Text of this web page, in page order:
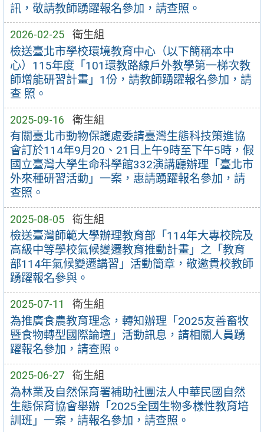
訊，敬請教師踴躍報名參加，請查照。
2026-02-25 衛生組
檢送臺北市學校環境教育中心（以下簡稱本中
心）115年度「101環教路線戶外教學第一梯次教
師增能研習計畫」1份，請教師踴躍報名參加，請
查 照。
2025-09-16 衛生組
有關臺北市動物保護處委請臺灣生態科技策進協
會訂於114年9月20、21日上午9時至下午5時，假
國立臺灣大學生命科學館332演講廳辦理「臺北市
外來種研習活動」一案，惠請踴躍報名參加，請
查照。
2025-08-05 衛生組
檢送臺灣師範大學辦理教育部「114年大專校院及
高級中等學校氣候變遷教育推動計畫」之「教育
部114年氣候變遷講習」活動簡章，敬邀貴校教師
踴躍報名參與。
2025-07-11 衛生組
為推廣食農教育理念，轉知辦理「2025友善畜牧
暨食物轉型國際論壇」活動訊息，請相關人員踴
躍報名參加，請查照。
2025-06-27 衛生組
為林業及自然保育署補助社團法人中華民國自然
生態保育協會舉辦「2025全國生物多樣性教育培
訓班」一案，請報名參加，請查照。